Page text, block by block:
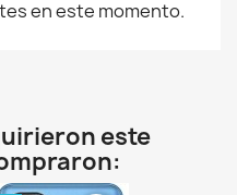
en este momento.
este